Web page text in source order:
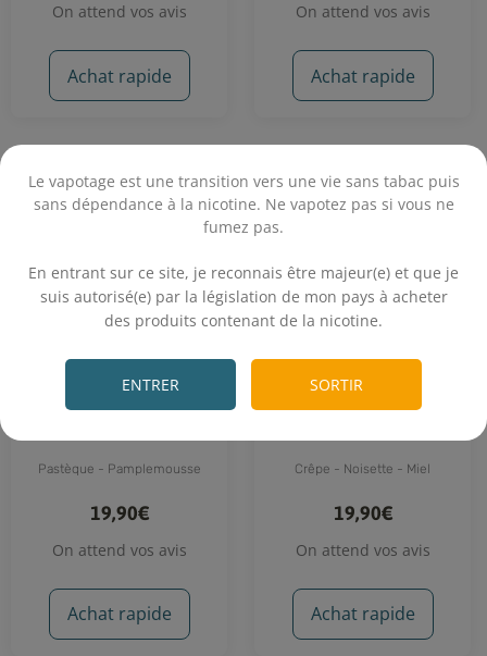
Le vapotage est une transition vers une vie sans tabac puis
sans dépendance à la nicotine. Ne vapotez pas si vous ne
fumez pas.
En entrant sur ce site, je reconnais être majeur(e) et que je
suis autorisé(e) par la législation de mon pays à acheter
des produits contenant de la nicotine.
ENTRER SORTIR
On attend vos avis
Achat rapide
On attend vos avis
Achat rapide
Arana 50 mL - Protect
Pastèque - Pamplemousse
19,90€
On attend vos avis
Achat rapide
Dadant 50 mL - Protect
Crêpe - Noisette - Miel
19,90€
On attend vos avis
Achat rapide